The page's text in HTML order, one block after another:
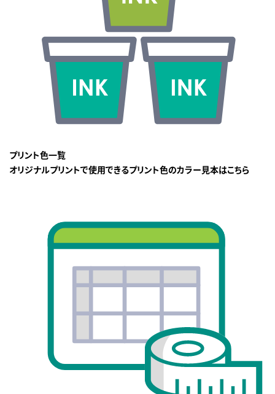
プリント色一覧
オリジナルプリントで使用できるプリント色のカラー見本はこちら